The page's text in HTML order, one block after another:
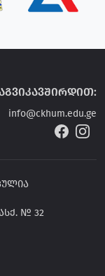
info@ckhum.edu.ge
№ 32